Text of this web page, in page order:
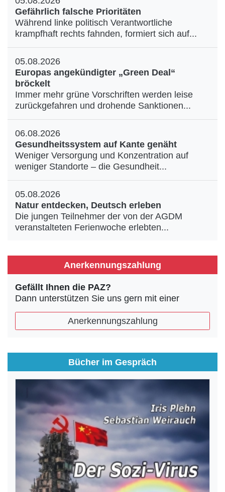
Gefährlich falsche Prioritäten
Während linke politisch Verantwortliche
krampfhaft rechts fahnden, formiert sich auf...
05.08.2026
Europas angekündigter „Green Deal“
bröckelt
Immer mehr grüne Vorschriften werden leise
zurückgefahren und drohende Sanktionen...
06.08.2026
Gesundheitssystem auf Kante genäht
Weniger Versorgung und Konzentration auf
weniger Standorte – die Gesundheit...
05.08.2026
Natur entdecken, Deutsch erleben
Die jungen Teilnehmer der von der AGDM
veranstalteten Ferienwoche erlebten...
Anerkennungszahlung
Gefällt Ihnen die PAZ?
Dann unterstützen Sie uns gern mit einer
Anerkennungszahlung
Bücher im Gespräch